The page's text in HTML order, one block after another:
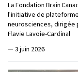
La Fondation Brain
l'initiative de
neurosciences, dirigée
Flavie Lavoie-Cardinal
— 3 juin 2026